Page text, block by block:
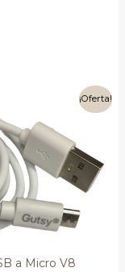
¡Oferta!
a Micro V8
actual
es:
$60.00.